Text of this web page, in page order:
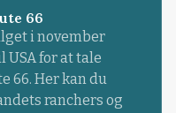
66
i november
for at tale
66. Her kan du
ranchers og